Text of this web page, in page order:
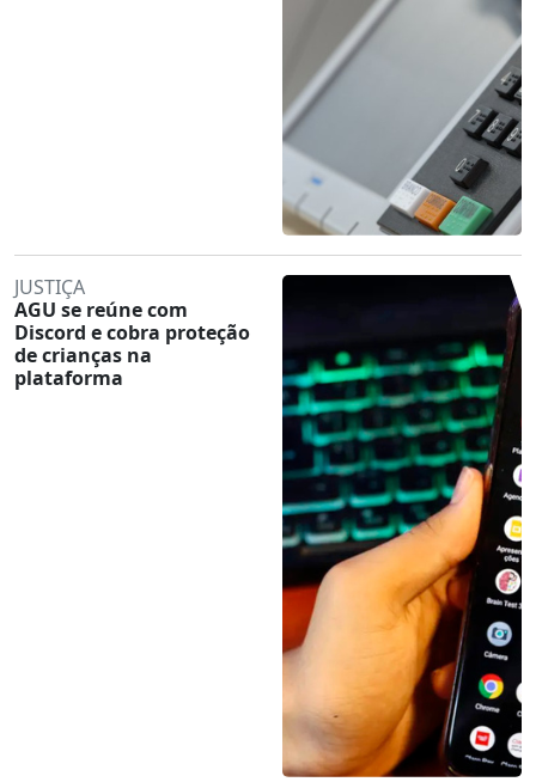
JUSTIÇA
AGU se reúne com
Discord e cobra proteção
de crianças na
plataforma